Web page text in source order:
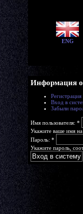
ENG
Информация о
Регистрация
Вход в
Забыли
Имя пользователя: *
Укажите ваше имя
Пароль: *
Укажите пароль,